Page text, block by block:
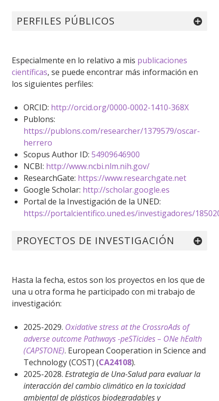
PERFILES PÚBLICOS
Especialmente en lo relativo a mis publicaciones
científicas, se puede encontrar más información en
los siguientes perfiles:
ORCID: http://orcid.org/0000-0002-1410-368X
Publons:
https://publons.com/researcher/1379579/oscar-
herrero
Scopus Author ID: 54909646900
NCBI: http://www.ncbi.nlm.nih.gov/
ResearchGate: https://www.researchgate.net
Google Scholar: http://scholar.google.es
Portal de la Investigación de la UNED:
https://portalcientifico.uned.es/investigadores/
PROYECTOS DE INVESTIGACIÓN
Hasta la fecha, estos son los proyectos en los que de
una u otra forma he participado con mi trabajo de
investigación:
2025-2029. Oxidative stress at the CrossroAds of
adverse outcome Pathways -peSTicides – ONe hEalth
(CAPSTONE). European Cooperation in Science and
Technology (COST) (CA24108).
2025-2028. Estrategia de Una-Salud para evaluar la
interacción del cambio climático en la toxicidad
ambiental de plásticos biodegradables y